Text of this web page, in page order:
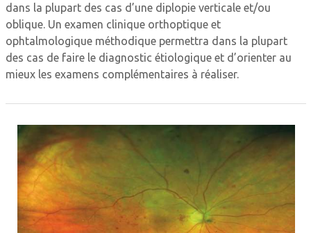
dans la plupart des cas d’une diplopie verticale et/ou
oblique. Un examen clinique orthoptique et
ophtalmologique méthodique permettra dans la plupart
des cas de faire le diagnostic étiologique et d’orienter au
mieux les examens ­complé­mentaires à réaliser.